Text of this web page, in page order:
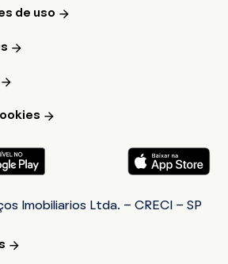
de uso
Imobiliarios Ltda. - CRECI - SP